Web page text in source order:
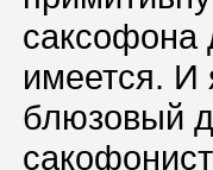
саксофона
имеется. И
блюзовый